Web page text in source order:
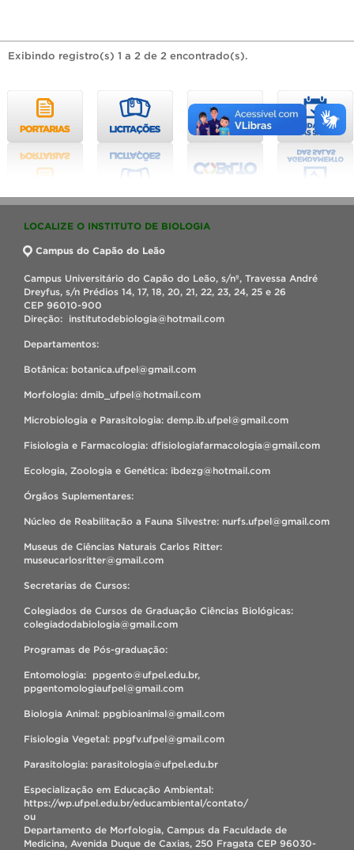
Exibindo registro(s) 1 a 2 de 2 encontrado(s).
LOCALIZE O INSTITUTO DE BIOLOGIA
Campus do Capão do Leão
Campus Universitário do Capão do Leão, s/nº, Travessa André
Dreyfus, s/n Prédios 14, 17, 18, 20, 21, 22, 23, 24, 25 e 26
CEP 96010-900
Direção: institutodebiologia@hotmail.com
Departamentos:
Botânica: botanica.ufpel@gmail.com
Morfologia: dmib_ufpel@hotmail.com
Microbiologia e Parasitologia: demp.ib.ufpel@gmail.com
Fisiologia e Farmacologia: dfisiologiafarmacologia@gmail.com
Ecologia, Zoologia e Genética: ibdezg@hotmail.com
Órgãos Suplementares:
Núcleo de Reabilitação a Fauna Silvestre: nurfs.ufpel@gmail.com
Museus de Ciências Naturais Carlos Ritter:
museucarlosritter@gmail.com
Secretarias de Cursos:
Colegiados de Cursos de Graduação Ciências Biológicas:
colegiadodabiologia@gmail.com
Programas de Pós-graduação:
Entomologia: ppgento@ufpel.edu.br,
ppgentomologiaufpel@gmail.com
Biologia Animal: ppgbioanimal@gmail.com
Fisiologia Vegetal: ppgfv.ufpel@gmail.com
Parasitologia: parasitologia@ufpel.edu.br
Especialização em Educação Ambiental:
https://wp.ufpel.edu.br/educambiental/contato/
ou
Departamento de Morfologia, Campus da Faculdade de
Medicina, Avenida Duque de Caxias, 250 Fragata CEP 96030-